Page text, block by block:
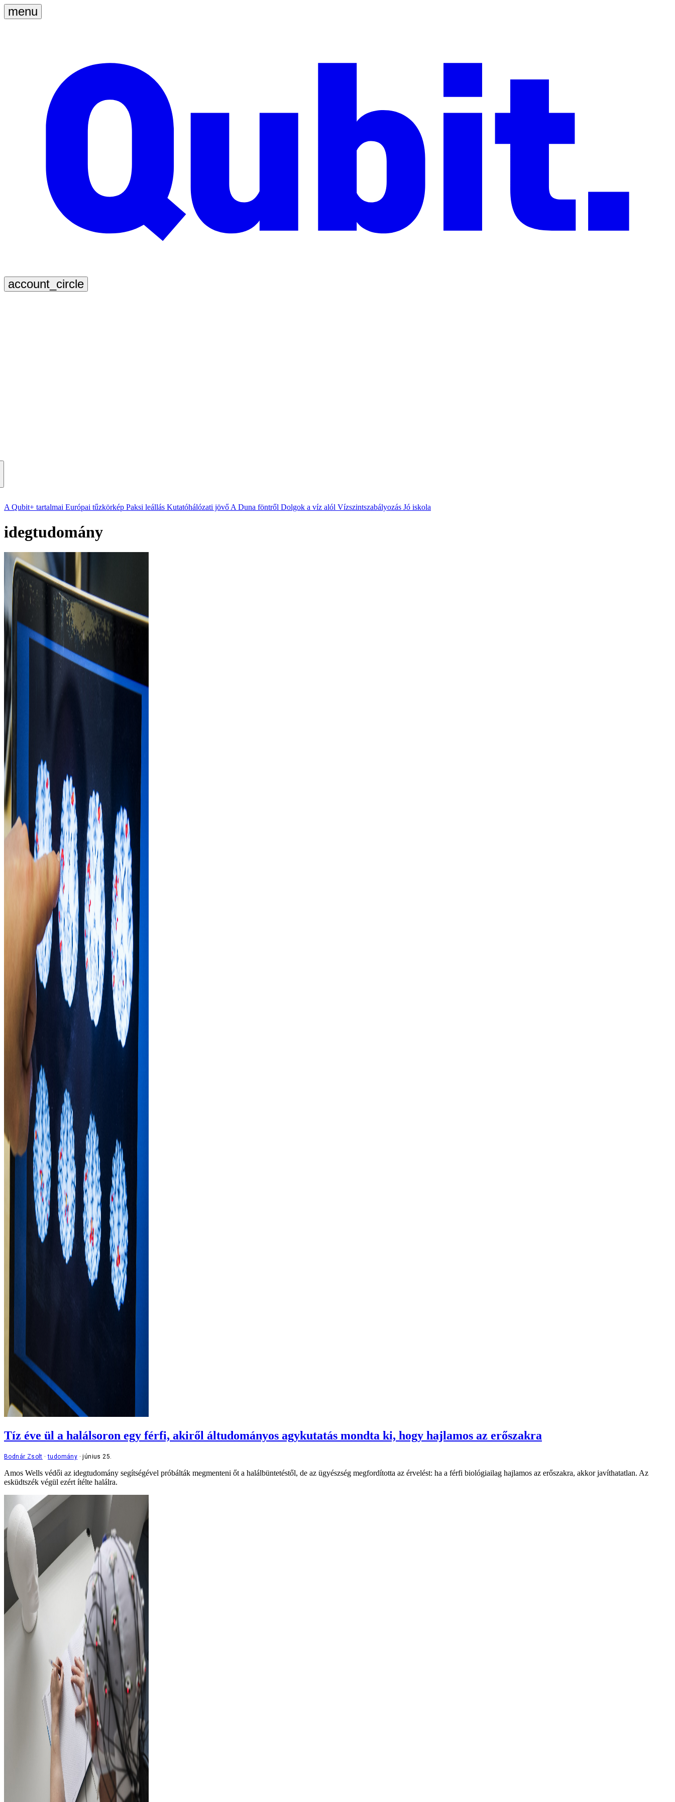
A Qubit+ tartalmai Európai tűzkörkép Paksi leállás Kutatóhálózati jövő A Duna föntről Dolgok a víz alól Vízszintszabályozás Jó iskola
idegtudomány
Tíz éve ül a halálsoron egy férfi, akiről áltudományos agykutatás mondta ki, hogy hajlamos az erőszakra
Bodnár Zsolt tudomány június 25.
Amos Wells védői az idegtudomány segítségével próbálták megmenteni őt a halálbüntetéstől, de az ügyészség megfordította az érvelést: ha a férfi biológiailag hajlamos az erőszakra, akkor javíthatatlan. Az
esküdtszék végül ezért ítélte halálra.